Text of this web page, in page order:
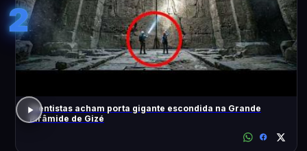
2
Cientistas acham porta gigante escondida na Grande
Pirâmide de Gizé